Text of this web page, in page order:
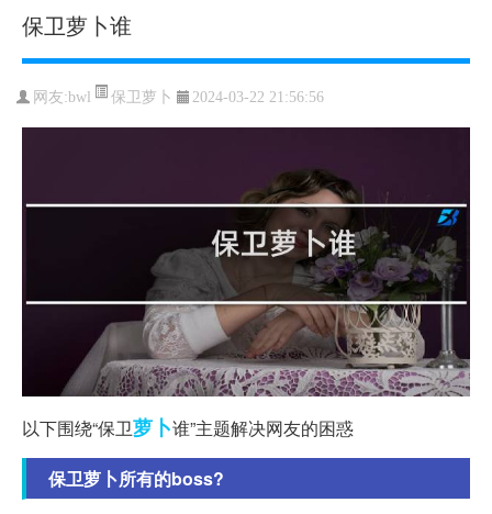
保卫萝卜谁
网友:bwl 保卫萝卜 2024-03-22 21:56:56
以下围绕“保卫萝卜谁”主题解决网友的困惑
保卫萝卜所有的boss?